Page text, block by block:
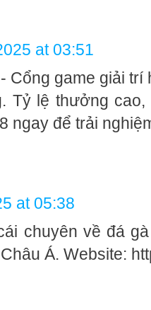
at 03:51
- Cổng game giải trí
Tỷ lệ thưởng
ngay để trải
at 05:38
chuyên về đá
Á. Website: